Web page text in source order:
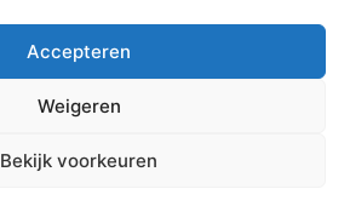
Accepteren
Weigeren
Bekijk voorkeuren